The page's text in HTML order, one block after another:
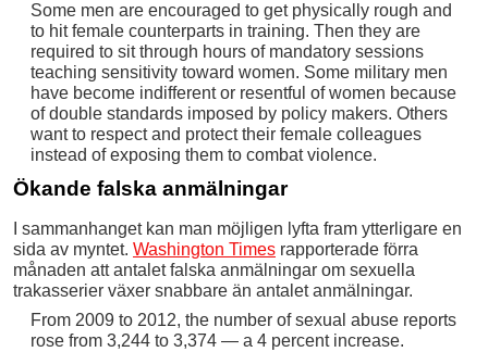
Some men are encouraged to get physically rough and
to hit female counterparts in training. Then they are
required to sit through hours of mandatory sessions
teaching sensitivity toward women. Some military men
have become indifferent or resentful of women because
of double standards imposed by policy makers. Others
want to respect and protect their female colleagues
instead of exposing them to combat violence.
Ökande falska anmälningar
I sammanhanget kan man möjligen lyfta fram ytterligare en
sida av myntet. Washington Times rapporterade förra
månaden att antalet falska anmälningar om sexuella
trakasserier växer snabbare än antalet anmälningar.
From 2009 to 2012, the number of sexual abuse reports
rose from 3,244 to 3,374 — a 4 percent increase.